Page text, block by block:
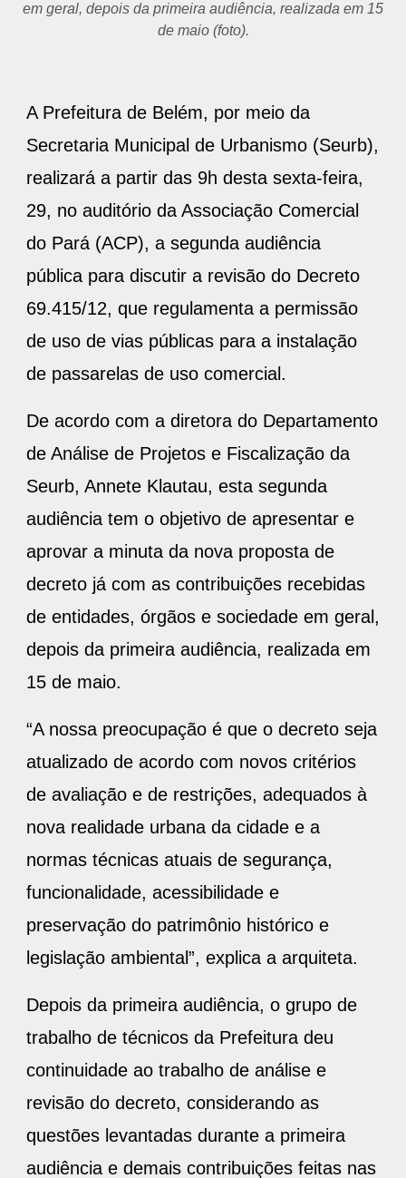
em geral, depois da primeira audiência, realizada em 15
de maio (foto).
A Prefeitura de Belém, por meio da
Secretaria Municipal de Urbanismo (Seurb),
realizará a partir das 9h desta sexta-feira,
29, no auditório da Associação Comercial
do Pará (ACP), a segunda audiência
pública para discutir a revisão do Decreto
69.415/12, que regulamenta a permissão
de uso de vias públicas para a instalação
de passarelas de uso comercial.
De acordo com a diretora do Departamento
de Análise de Projetos e Fiscalização da
Seurb, Annete Klautau, esta segunda
audiência tem o objetivo de apresentar e
aprovar a minuta da nova proposta de
decreto já com as contribuições recebidas
de entidades, órgãos e sociedade em geral,
depois da primeira audiência, realizada em
15 de maio.
“A nossa preocupação é que o decreto seja
atualizado de acordo com novos critérios
de avaliação e de restrições, adequados à
nova realidade urbana da cidade e a
normas técnicas atuais de segurança,
funcionalidade, acessibilidade e
preservação do patrimônio histórico e
legislação ambiental”, explica a arquiteta.
Depois da primeira audiência, o grupo de
trabalho de técnicos da Prefeitura deu
continuidade ao trabalho de análise e
revisão do decreto, considerando as
questões levantadas durante a primeira
audiência e demais contribuições feitas nas